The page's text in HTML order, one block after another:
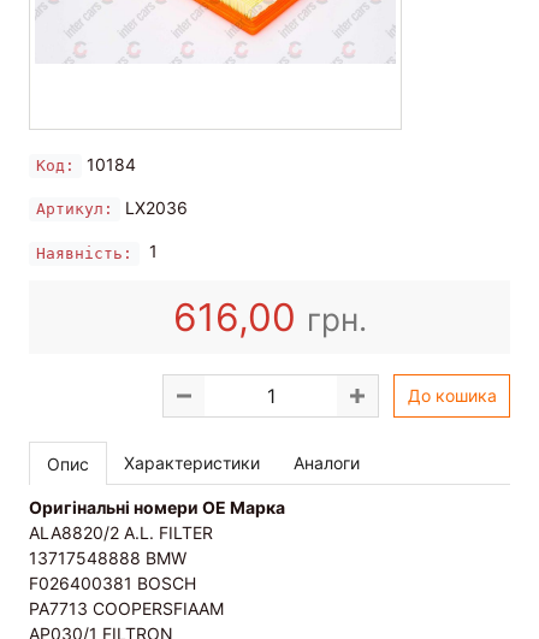
Код: 10184
Артикул: LX2036
Наявність: 1
616,00 грн.
До кошика
Опис Характеристики Аналоги
Оригінальні номери OE Марка
ALA8820/2 A.L. FILTER
13717548888 BMW
F026400381 BOSCH
PA7713 COOPERSFIAAM
AP030/1 FILTRON